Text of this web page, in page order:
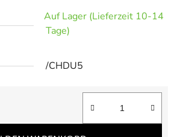
Auf Lager (Lieferzeit 10-14
Tage)
/CHDU5